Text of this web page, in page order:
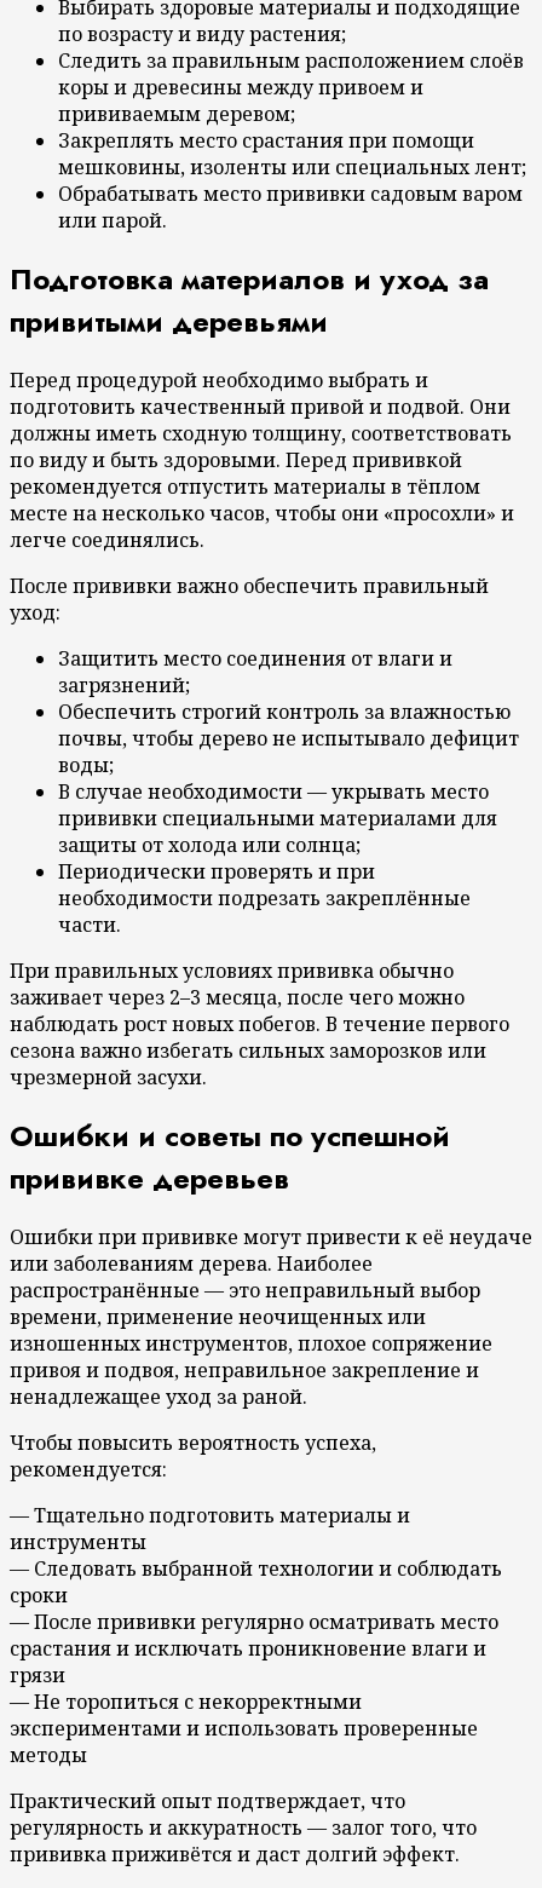
Выбирать здоровые материалы и подходящие
по возрасту и виду растения;
Следить за правильным расположением слоёв
коры и древесины между привоем и
прививаемым деревом;
Закреплять место срастания при помощи
мешковины, изоленты или специальных лент;
Обрабатывать место прививки садовым варом
или парой.
Подготовка материалов и уход за
привитыми деревьями
Перед процедурой необходимо выбрать и
подготовить качественный привой и подвой. Они
должны иметь сходную толщину, соответствовать
по виду и быть здоровыми. Перед прививкой
рекомендуется отпустить материалы в тёплом
месте на несколько часов, чтобы они «просохли» и
легче соединялись.
После прививки важно обеспечить правильный
уход:
Защитить место соединения от влаги и
загрязнений;
Обеспечить строгий контроль за влажностью
почвы, чтобы дерево не испытывало дефицит
воды;
В случае необходимости — укрывать место
прививки специальными материалами для
защиты от холода или солнца;
Периодически проверять и при
необходимости подрезать закреплённые
части.
При правильных условиях прививка обычно
заживает через 2–3 месяца, после чего можно
наблюдать рост новых побегов. В течение первого
сезона важно избегать сильных заморозков или
чрезмерной засухи.
Ошибки и советы по успешной
прививке деревьев
Ошибки при прививке могут привести к её неудаче
или заболеваниям дерева. Наиболее
распространённые — это неправильный выбор
времени, применение неочищенных или
изношенных инструментов, плохое сопряжение
привоя и подвоя, неправильное закрепление и
ненадлежащее уход за раной.
Чтобы повысить вероятность успеха,
рекомендуется:
— Тщательно подготовить материалы и
инструменты
— Следовать выбранной технологии и соблюдать
сроки
— После прививки регулярно осматривать место
срастания и исключать проникновение влаги и
грязи
— Не торопиться с некорректными
экспериментами и использовать проверенные
методы
Практический опыт подтверждает, что
регулярность и аккуратность — залог того, что
прививка приживётся и даст долгий эффект.